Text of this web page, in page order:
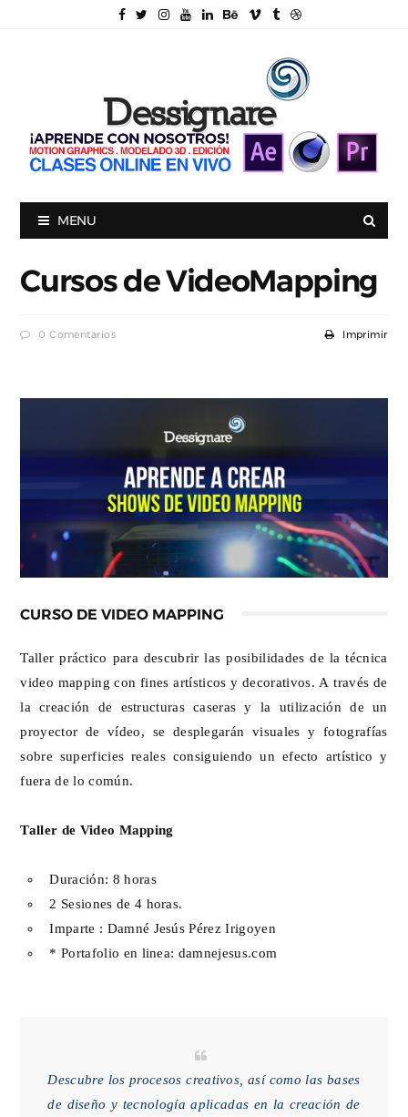
MENU
Cursos de VideoMapping
0 Comentarios Imprimir
CURSO DE VIDEO MAPPING
Taller práctico para descubrir las posibilidades de la técnica
video mapping con fines artísticos y decorativos. A través de
la creación de estructuras caseras y la utilización de un
proyector de vídeo, se desplegarán visuales y fotografías
sobre superficies reales consiguiendo un efecto artístico y
fuera de lo común.
Taller de Video Mapping
Duración: 8 horas
2 Sesiones de 4 horas.
Imparte : Damné Jesús Pérez Irigoyen
* Portafolio en linea: damnejesus.com
Descubre los procesos creativos, así como las bases
de diseño y tecnología aplicadas en la creación de